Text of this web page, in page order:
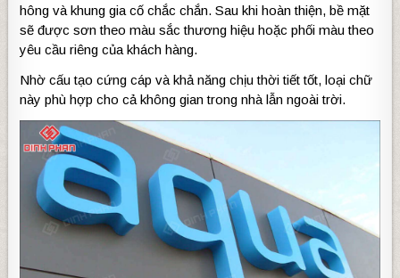
hông và khung gia cố chắc chắn. Sau khi hoàn thiện, bề mặt
sẽ được sơn theo màu sắc thương hiệu hoặc phối màu theo
yêu cầu riêng của khách hàng.
Nhờ cấu tạo cứng cáp và khả năng chịu thời tiết tốt, loại chữ
này phù hợp cho cả không gian trong nhà lẫn ngoài trời.